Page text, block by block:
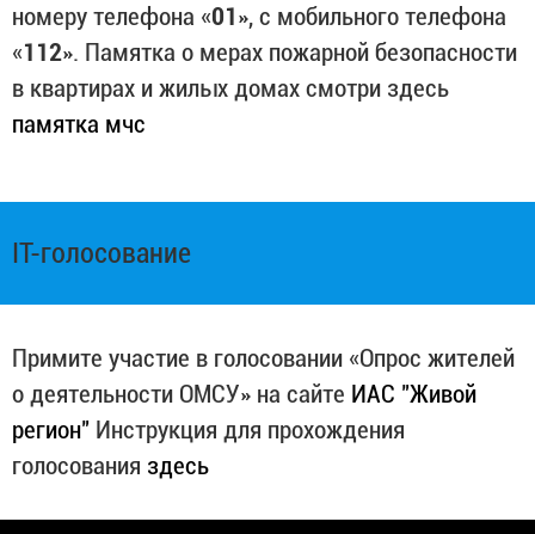
номеру телефона «01», с мобильного телефона
«112». Памятка о мерах пожарной безопасности
в квартирах и жилых домах смотри здесь
памятка мчс
IT-голосование
Примите участие в голосовании «Опрос жителей
о деятельности ОМСУ» на сайте ИАС "Живой
регион" Инструкция для прохождения
голосования здесь